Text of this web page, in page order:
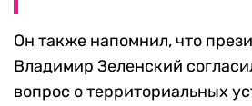
Он также напомнил, что
Владимир Зеленский
вопрос о территориальных